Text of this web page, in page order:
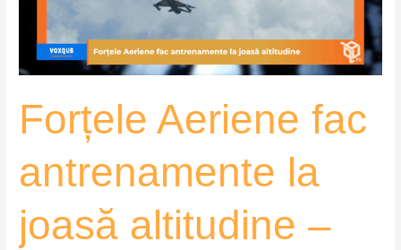
Forțele Aeriene fac
antrenamente la
joasă altitudine –
VoxQub